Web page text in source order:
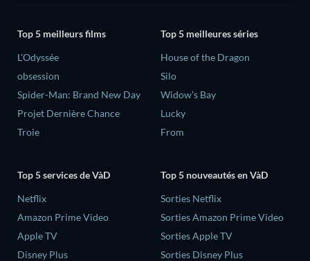
Top 5 meilleurs films
L'Odyssée
obsession
Spider-Man: Brand New Day
Projet Dernière Chance
Troie
Top 5 meilleures séries
House of the Dragon
Silo
Widow’s Bay
Lucky
From
Top 5 services de VàD
Netflix
Amazon Prime Video
Apple TV
Disney Plus
Top 5 nouveautés en VàD
Sorties Netflix
Sorties Amazon Prime Video
Sorties Apple TV
Sorties Disney Plus